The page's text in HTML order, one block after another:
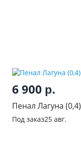
6 900 р.
Пенал Лагуна (0,4)
Под заказ25 авг.